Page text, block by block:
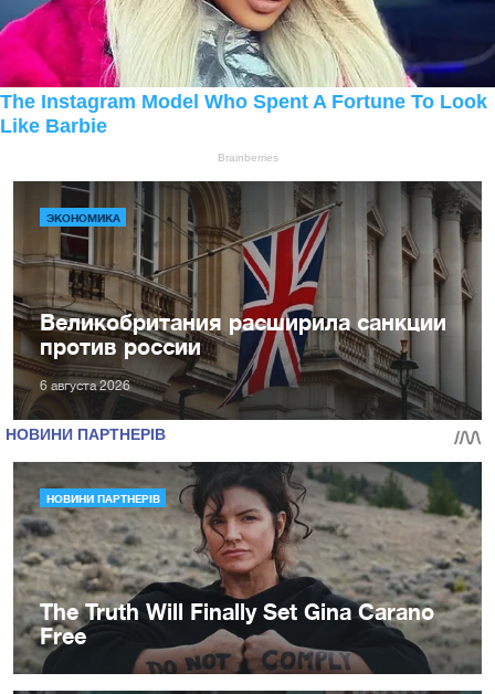
ЭКОНОМИКА
Великобритания расширила санкции
против россии
6 августа 2026